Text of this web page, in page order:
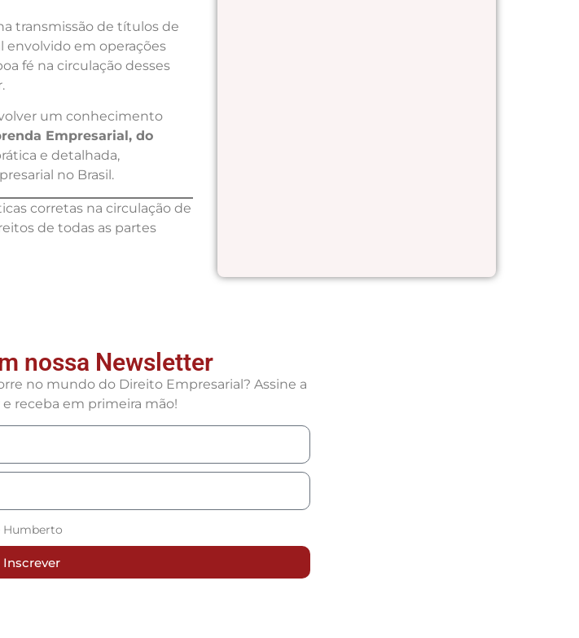
transmissão de títulos de
envolvido em operações
fé na circulação desses
um conhecimento
Empresarial, do
e detalhada,
no Brasil.
corretas na circulação de
de todas as partes
nossa Newsletter
no mundo do Direito Empresarial? Assine a
receba em primeira mão!
Humberto
Inscrever